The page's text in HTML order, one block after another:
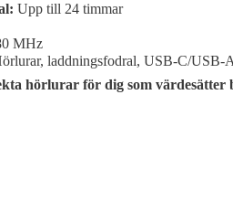
Upp till 24 timmar
MHz
laddningsfodral, USB-C/USB-
hörlurar för dig som värdesätter